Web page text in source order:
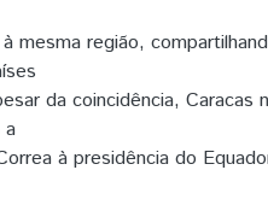
mesma região,
da coincidência, Caracas
a
à presidência do